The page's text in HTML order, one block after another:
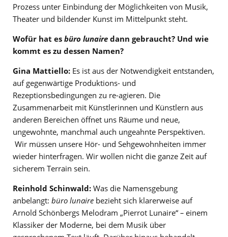
Prozess unter Einbindung der Möglichkeiten von Musik,
Theater und bildender Kunst im Mittelpunkt steht.
Wofür hat es büro lunaire dann gebraucht? Und wie
kommt es zu dessen Namen?
Gina Mattiello: Es ist aus der Notwendigkeit entstanden,
auf gegenwärtige Produktions- und
Rezeptionsbedingungen zu re-agieren. Die
Zusammenarbeit mit Künstlerinnen und Künstlern aus
anderen Bereichen öffnet uns Räume und neue,
ungewohnte, manchmal auch ungeahnte Perspektiven.
Wir müssen unsere Hör- und Sehgewohnheiten immer
wieder hinterfragen. Wir wollen nicht die ganze Zeit auf
sicherem Terrain sein.
Reinhold Schinwald: Was die Namensgebung
anbelangt: büro lunaire bezieht sich klarerweise auf
Arnold Schönbergs Melodram „Pierrot Lunaire“ – einem
Klassiker der Moderne, bei dem Musik über